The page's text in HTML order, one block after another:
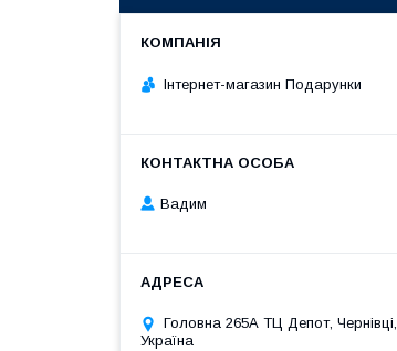
Інтернет-магазин Подарунки
Вадим
Головна 265А ТЦ Депот, Чернівці,
Україна